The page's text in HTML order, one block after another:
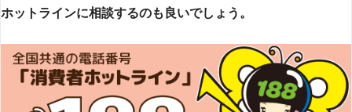
ホットラインに相談するのも良いでしょう。